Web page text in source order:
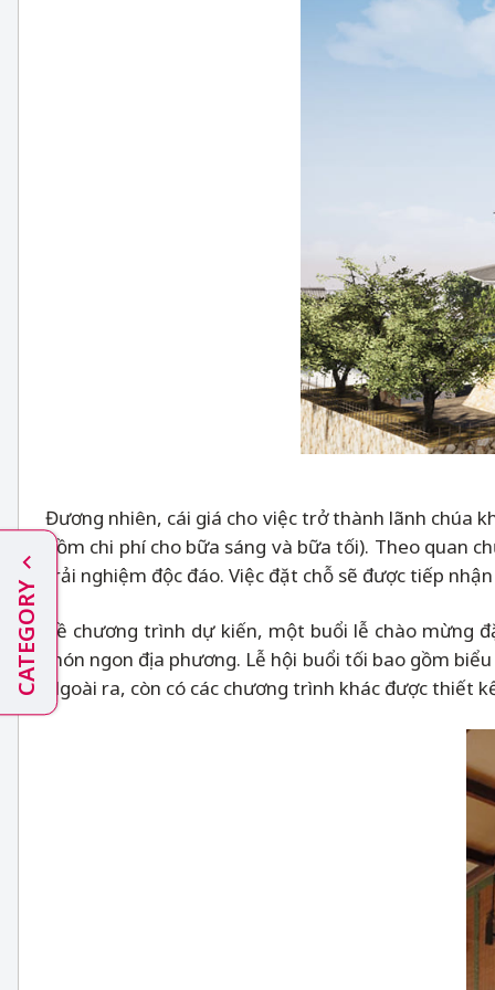
Đương nhiên, cái giá cho việc trở thành lãnh chúa
gồm chi phí cho bữa sáng và bữa tối). Theo quan
trải nghiệm độc đáo. Việc đặt chỗ sẽ được tiếp
Về chương trình dự kiến, một buổi lễ chào mừng
món ngon địa phương. Lễ hội buổi tối bao gồm
Ngoài ra, còn có các chương trình khác được thiết
CATEGORY